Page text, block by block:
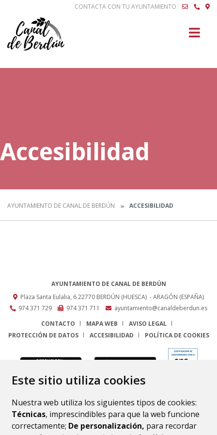
Este sitio utiliza cookies
Nuestra web utiliza los siguientes tipos de cookies:
Técnicas, imprescindibles para que la web funcione
correctamente; De personalización, para recordar
CONTACTA CON TU AYUNTAMIENTO
Accesibilidad
AYUNTAMIENTO DE CANAL DE BERDÚN ACCESIBILIDAD
AYUNTAMIENTO DE CANAL DE BERDÚN
Plaza Santa Eulalia, 622770 BERDÚN (HUESCA) - ARAGÓN (ESPAÑA)
974 371 729
974 371 711
ayuntamiento@canaldeberdun.es
CONTACTO
MAPA WEB
AVISO LEGAL
PROTECCIÓN DE DATOS
ACCESIBILIDAD POLÍTICA DE COOKIES